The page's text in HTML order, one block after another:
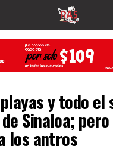
y todo el
Sinaloa;
los antros